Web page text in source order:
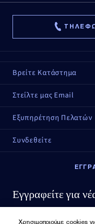
Βρείτε Κατάστημα
Στείλτε μας Email
Εξυπηρέτηση Πελατών
Συνδεθείτε
Εγγραφείτε για
Χρησιμοποιούμε cookies